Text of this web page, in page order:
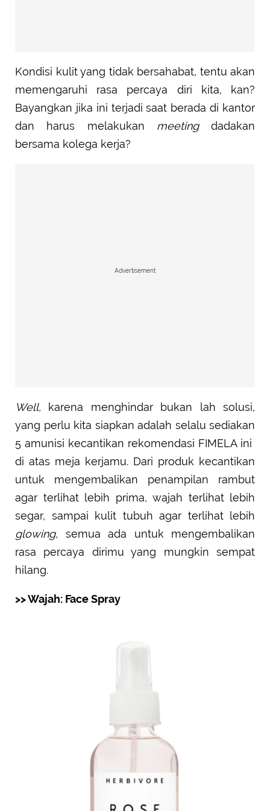
Kondisi kulit yang tidak bersahabat, tentu akan
memengaruhi rasa percaya diri kita, kan?
Bayangkan jika ini terjadi saat berada di kantor
dan harus melakukan meetingdadakan
bersama kolega kerja?
Advertisement
Well, karena menghindar bukan lah solusi,
yang perlu kita siapkan adalah selalu sediakan
5 amunisi kecantikan rekomendasi FIMELA ini
di atas meja kerjamu. Dari produk kecantikan
untuk mengembalikan penampilan rambut
agar terlihat lebih prima, wajah terlihat lebih
segar, sampai kulit tubuh agar terlihat lebih
glowing, semua ada untuk mengembalikan
rasa percaya dirimu yang mungkin sempat
hilang.
>> Wajah: Face Spray